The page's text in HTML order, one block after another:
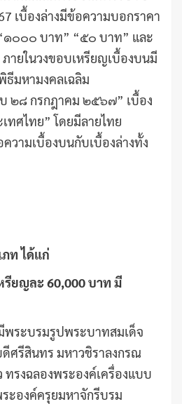
เบื้องล่างมีข้อความบอกราคา
๐๐๐ บาท” “๕๐ บาท” และ
ายในวงขอบเหรียญเบื้องบนมี
ธีมหามงคลเฉลิม
๒๘ กรกฎาคม ๒๕๖๗” เบื้อง
ทศไทย” โดยมีลายไทย
วามเบื้องบนกับเบื้องล่างทั้ง
ภท ได้แก่
รียญละ60,000 บาท มี
พระบรมรูปพระบาทสมเด็จ
ศรีสินทร มหาวชิราลงกรณ
ทรงฉลองพระองค์เครื่องแบบ
ะองค์ครุยมหาจักรีบรม